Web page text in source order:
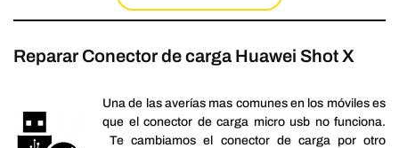
Reparar Conector de carga Huawei Shot X
Una de las averías mas comunes en los móviles es
que el conector de carga micro usb no funciona.
Te cambiamos el conector de carga por otro